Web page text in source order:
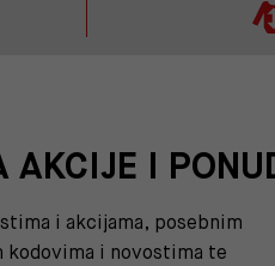
I
i akcijama, posebnim
kodovima i novostima te